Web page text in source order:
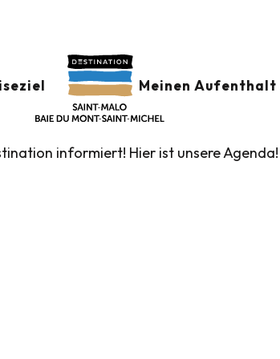
Meinen
Ajouter
informiert! Hier ist unsere Agenda!